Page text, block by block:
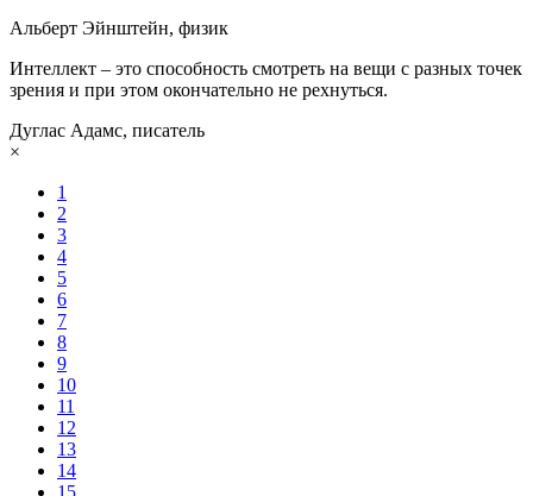
Альберт Эйнштейн, физик
Интеллект – это способность смотреть на вещи с разных точек
зрения и при этом окончательно не рехнуться.
Дуглас Адамс, писатель
×
1
2
3
4
5
6
7
8
9
10
11
12
13
14